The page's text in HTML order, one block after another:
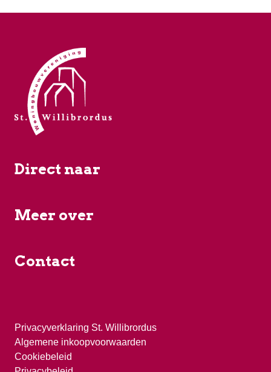
Direct naar
Meer over
Contact
Privacyverklaring St. Willibrordus
Algemene inkoopvoorwaarden
Cookiebeleid